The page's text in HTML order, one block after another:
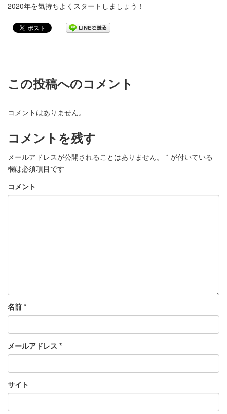
2020年を気持ちよくスタートしましょう！
この投稿へのコメント
コメントはありません。
コメントを残す
メールアドレスが公開されることはありません。 * が付いている
欄は必須項目です
コメント
名前 *
メールアドレス *
サイト